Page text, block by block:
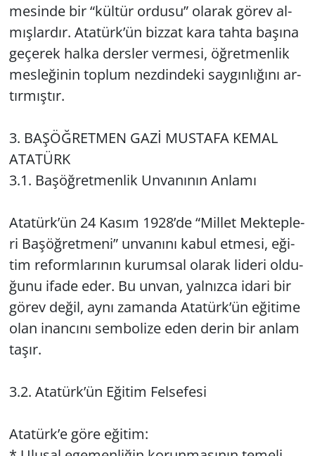
me­sin­de bir “kül­tür or­du­su” ola­rak görev al­
mış­lar­dır. Ata­türk’ün biz­zat kara tahta ba­şı­na
ge­çe­rek halka ders­ler ver­me­si, öğ­ret­men­lik
mes­le­ği­nin top­lum nez­din­de­ki say­gın­lı­ğı­nı ar­
tır­mış­tır.
3. BA­ŞÖĞ­RET­MEN GAZİ MUS­TA­FA KEMAL
ATA­TÜRK
3.1. Ba­şöğ­ret­men­lik Un­va­nı­nın An­la­mı
Ata­türk’ün 24 Kasım 1928’de “Mil­let Mek­tep­le­
ri Ba­şöğ­ret­me­ni” un­va­nı­nı kabul et­me­si, eği­
tim re­form­la­rı­nın ku­rum­sal ola­rak li­de­ri ol­du­
ğu­nu ifade eder. Bu unvan, yal­nız­ca idari bir
görev değil, aynı za­man­da Ata­türk’ün eği­ti­me
olan inan­cı­nı sem­bo­li­ze eden derin bir anlam
taşır.
3.2. Ata­türk’ün Eği­tim Fel­se­fe­si
Ata­türk’e göre eği­tim: